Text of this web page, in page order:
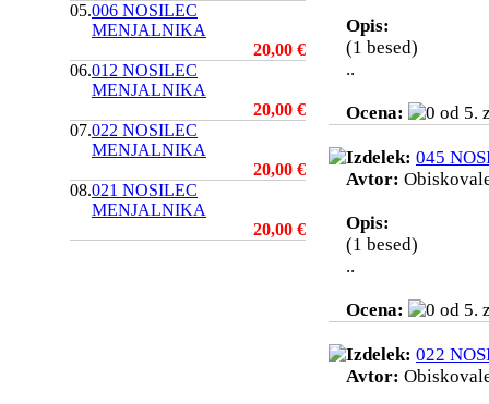
05.006 NOSILEC
MENJALNIKA
20,00 €
06.012 NOSILEC
MENJALNIKA
20,00 €
07.022 NOSILEC
MENJALNIKA
20,00 €
08.021 NOSILEC
MENJALNIKA
20,00 €
Opis:
(1 besed)
..
Ocena:
Izdelek: 045
Avtor:
Opis:
(1 besed)
..
Ocena:
Izdelek: 022
Avtor: